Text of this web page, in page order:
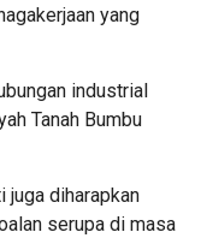
yang
industrial
Tanah Bumbu
juga diharapkan
serupa di masa